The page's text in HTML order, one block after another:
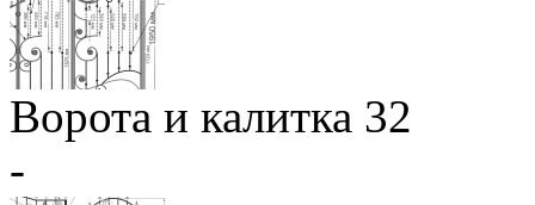
Ворота и калитка 32
-